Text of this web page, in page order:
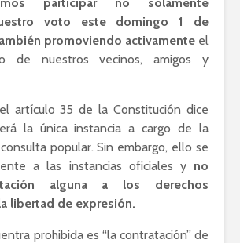
voto este domingo 1 de
promoviendo activamente el
de nuestros vecinos, amigos y
artículo 35 de la Constitución dice
la única instancia a cargo de la
popular. Sin embargo, ello se
a las instancias oficiales y no
alguna a los derechos
libertad de expresión.
prohibida es “la contratación” de